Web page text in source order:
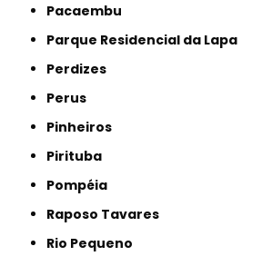
Pacaembu
Parque Residencial da Lapa
Perdizes
Perus
Pinheiros
Pirituba
Pompéia
Raposo Tavares
Rio Pequeno